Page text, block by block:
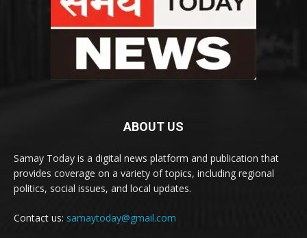
ABOUT US
Samay Today is a digital news platform and publication that
provides coverage on a variety of topics, including regional
politics, social issues, and local updates.
Contact us: samaytoday@gmail.com